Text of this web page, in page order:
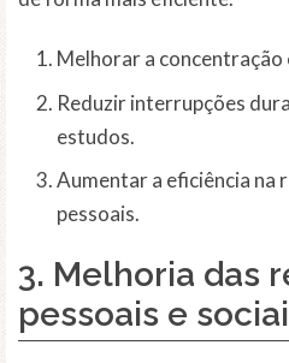
Melhorar a
Reduzir interrupções
estudos.
Aumentar a eficiência na
pessoais.
3. Melhoria das
pessoais e